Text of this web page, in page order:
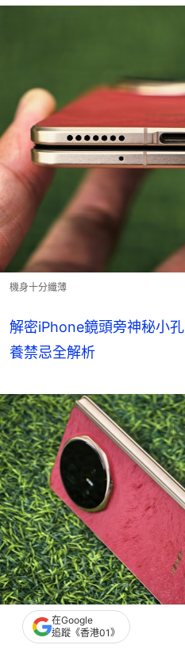
機身十分纖薄
解密iPhone鏡頭旁神秘小
養禁忌全解析
在Google
追蹤《香港01》